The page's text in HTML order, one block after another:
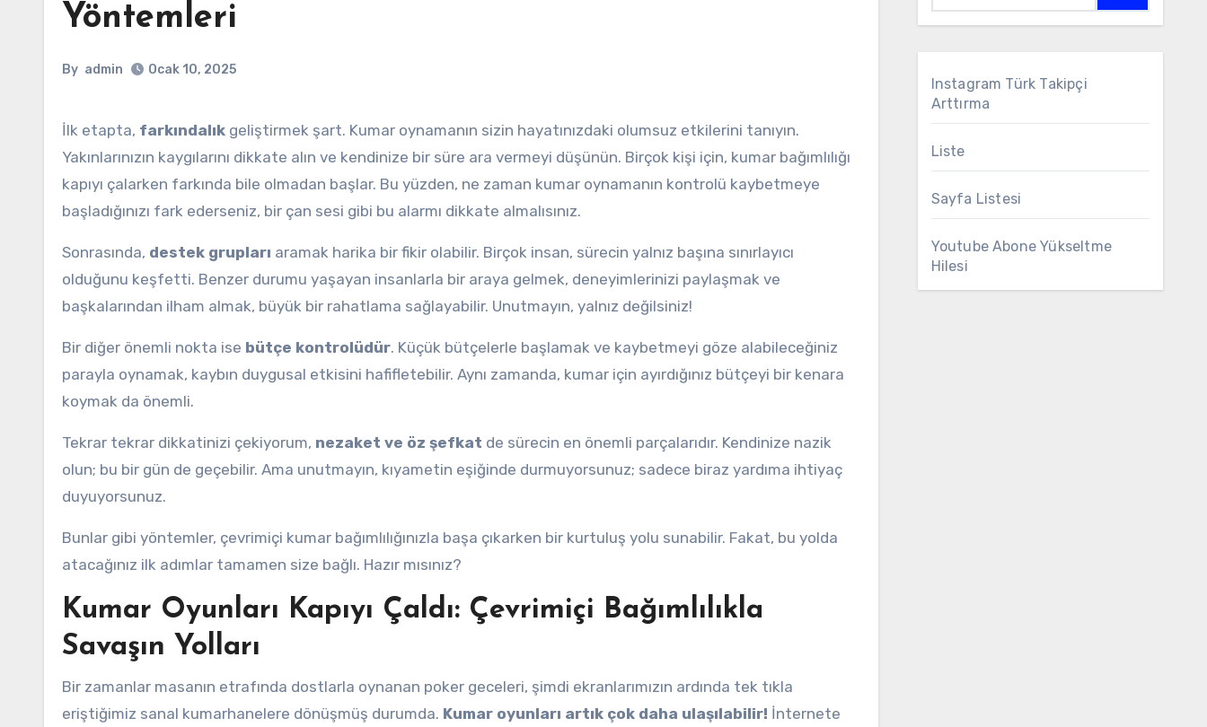
Yöntemleri
By admin Ocak 10, 2025
İlk etapta, farkındalık geliştirmek şart. Kumar oynamanın sizin hayatınızdaki olumsuz etkilerini tanıyın.
Yakınlarınızın kaygılarını dikkate alın ve kendinize bir süre ara vermeyi düşünün. Birçok kişi için, kumar bağımlılığı
kapıyı çalarken farkında bile olmadan başlar. Bu yüzden, ne zaman kumar oynamanın kontrolü kaybetmeye
başladığınızı fark ederseniz, bir çan sesi gibi bu alarmı dikkate almalısınız.
Sonrasında, destek grupları aramak harika bir fikir olabilir. Birçok insan, sürecin yalnız başına sınırlayıcı
olduğunu keşfetti. Benzer durumu yaşayan insanlarla bir araya gelmek, deneyimlerinizi paylaşmak ve
başkalarından ilham almak, büyük bir rahatlama sağlayabilir. Unutmayın, yalnız değilsiniz!
Bir diğer önemli nokta ise bütçe kontrolüdür. Küçük bütçelerle başlamak ve kaybetmeyi göze alabileceğiniz
parayla oynamak, kaybın duygusal etkisini hafifletebilir. Aynı zamanda, kumar için ayırdığınız bütçeyi bir kenara
koymak da önemli.
Tekrar tekrar dikkatinizi çekiyorum, nezaket ve öz şefkat de sürecin en önemli parçalarıdır. Kendinize nazik
olun; bu bir gün de geçebilir. Ama unutmayın, kıyametin eşiğinde durmuyorsunuz; sadece biraz yardıma ihtiyaç
duyuyorsunuz.
Bunlar gibi yöntemler, çevrimiçi kumar bağımlılığınızla başa çıkarken bir kurtuluş yolu sunabilir. Fakat, bu yolda
atacağınız ilk adımlar tamamen size bağlı. Hazır mısınız?
Kumar Oyunları Kapıyı Çaldı: Çevrimiçi Bağımlılıkla
Savaşın Yolları
Bir zamanlar masanın etrafında dostlarla oynanan poker geceleri, şimdi ekranlarımızın ardında tek tıkla
eriştiğimiz sanal kumarhanelere dönüşmüş durumda. Kumar oyunları artık çok daha ulaşılabilir! İnternete
Instagram Türk Takipçi
Arttırma
Liste
Sayfa Listesi
Youtube Abone Yükseltme
Hilesi